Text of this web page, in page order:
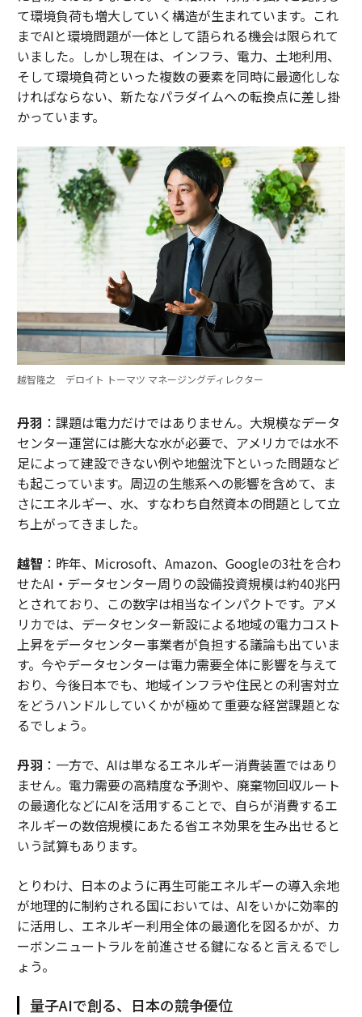
て環境負荷も増大していく構造が生まれています。これ
までAIと環境問題が一体として語られる機会は限られて
いました。しかし現在は、インフラ、電力、土地利用、
そして環境負荷といった複数の要素を同時に最適化しな
ければならない、新たなパラダイムへの転換点に差し掛
かっています。
越智隆之 デロイト トーマツ マネージングディレクター
丹羽 ：課題は電力だけではありません。大規模なデータ
センター運営には膨大な水が必要で、アメリカでは水不
足によって建設できない例や地盤沈下といった問題など
も起こっています。周辺の生態系への影響を含めて、ま
さにエネルギー、水、すなわち自然資本の問題として立
ち上がってきました。
越智 ：昨年、Microsoft、Amazon、Googleの3社を合わ
せたAI・データセンター周りの設備投資規模は約40兆円
とされており、この数字は相当なインパクトです。アメ
リカでは、データセンター新設による地域の電力コスト
上昇をデータセンター事業者が負担する議論も出ていま
す。今やデータセンターは電力需要全体に影響を与えて
おり、今後日本でも、地域インフラや住民との利害対立
をどうハンドルしていくかが極めて重要な経営課題とな
るでしょう。
丹羽 ：一方で、AIは単なるエネルギー消費装置ではあり
ません。電力需要の高精度な予測や、廃棄物回収ルート
の最適化などにAIを活用することで、自らが消費するエ
ネルギーの数倍規模にあたる省エネ効果を生み出せると
いう試算もあります。
とりわけ、日本のように再生可能エネルギーの導入余地
が地理的に制約される国においては、AIをいかに効率的
に活用し、エネルギー利用全体の最適化を図るかが、カ
ーボンニュートラルを前進させる鍵になると言えるでし
ょう。
量子AIで創る、日本の競争優位